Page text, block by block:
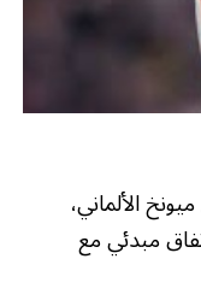
الألماني،
مبدئي مع